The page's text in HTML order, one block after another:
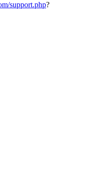
support.php?